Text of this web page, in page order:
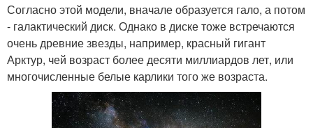
Согласно этой модели, вначале образуется гало, а потом
- галактический диск. Однако в диске тоже встречаются
очень древние звезды, например, красный гигант
Арктур, чей возраст более десяти миллиардов лет, или
многочисленные белые карлики того же возраста.